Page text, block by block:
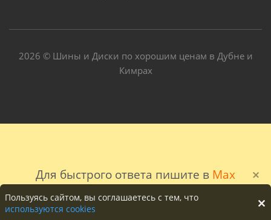
Для быстрого ответа пишите в Max
2026 © Шины и Диски по хорошим ценам в Дубне и
Кимрах
Пользуясь сайтом, вы соглашаетесь с тем, что
используются cookies